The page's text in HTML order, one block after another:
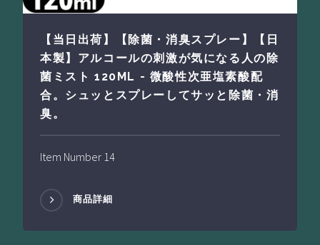
【当日出荷】【除菌・消臭スプレー】【日
本製】アルコールの刺激が気になる人の除
菌ミスト 120ML - 微酸性次亜塩素酸配
合。シュッとスプレーしてサッと除菌・消
臭。
Item Number 14
商品詳細